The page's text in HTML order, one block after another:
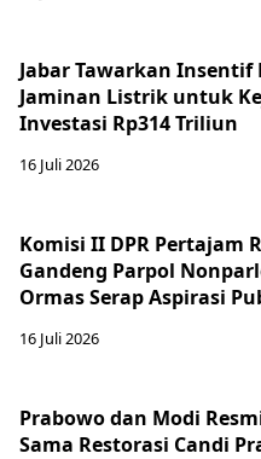
Jabar Tawarkan Insentif
Jaminan Listrik untuk
Investasi Rp314 Triliun
16 Juli 2026
Komisi II DPR Pertajam
Gandeng Parpol
Ormas Serap Aspirasi
16 Juli 2026
Prabowo dan Modi
Sama Restorasi Candi